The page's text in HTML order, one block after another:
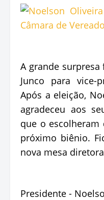
A grande
Junco para vice-
Após a eleição,
agradeceu aos
que o escolheram
próximo biênio.
nova mesa
Presidente -